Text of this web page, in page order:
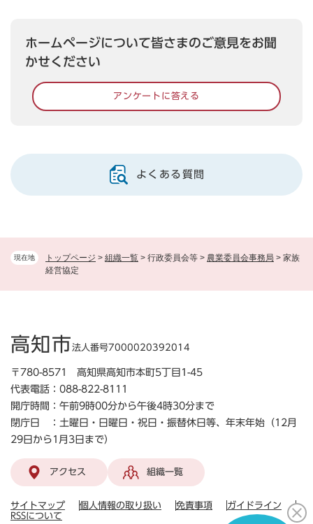
現在地 トップページ > 組織一覧 > 行政委員会等 > 農業委員会事務局 > 家族
経営協定
ホームページについて皆さまのご意見をお聞
かせください
アンケートに答える
よくある質問
高知市法人番号7000020392014
〒780-8571 高知県高知市本町5丁目1-45
代表電話：088-822-8111
開庁時間：午前9時00分から午後4時30分まで
閉庁日 ：土曜日・日曜日・祝日・振替休日等、年末年始（12月
29日から1月3日まで）
アクセス 組織一覧
サイトマップ 個人情報の取り扱い 免責事項
ガイドライン
RSSについて